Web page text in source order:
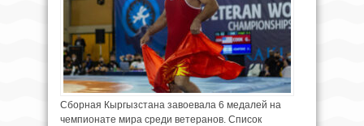
Сборная Кыргызстана завоевала 6 медалей на
чемпионате мира среди ветеранов. Список